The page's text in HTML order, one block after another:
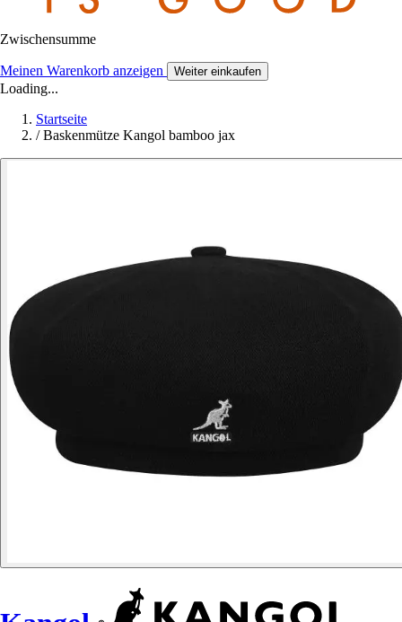
Zwischensumme
Meinen Warenkorb anzeigen Weiter einkaufen
Loading...
Startseite
/ Baskenmütze Kangol bamboo jax